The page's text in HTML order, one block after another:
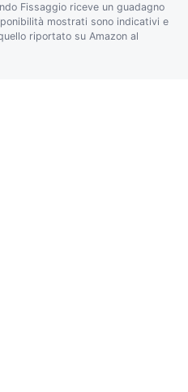
Fissaggio riceve un guadagno
mostrati sono indicativi e
riportato su Amazon al